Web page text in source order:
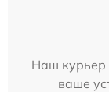
Наш курьер
ваше